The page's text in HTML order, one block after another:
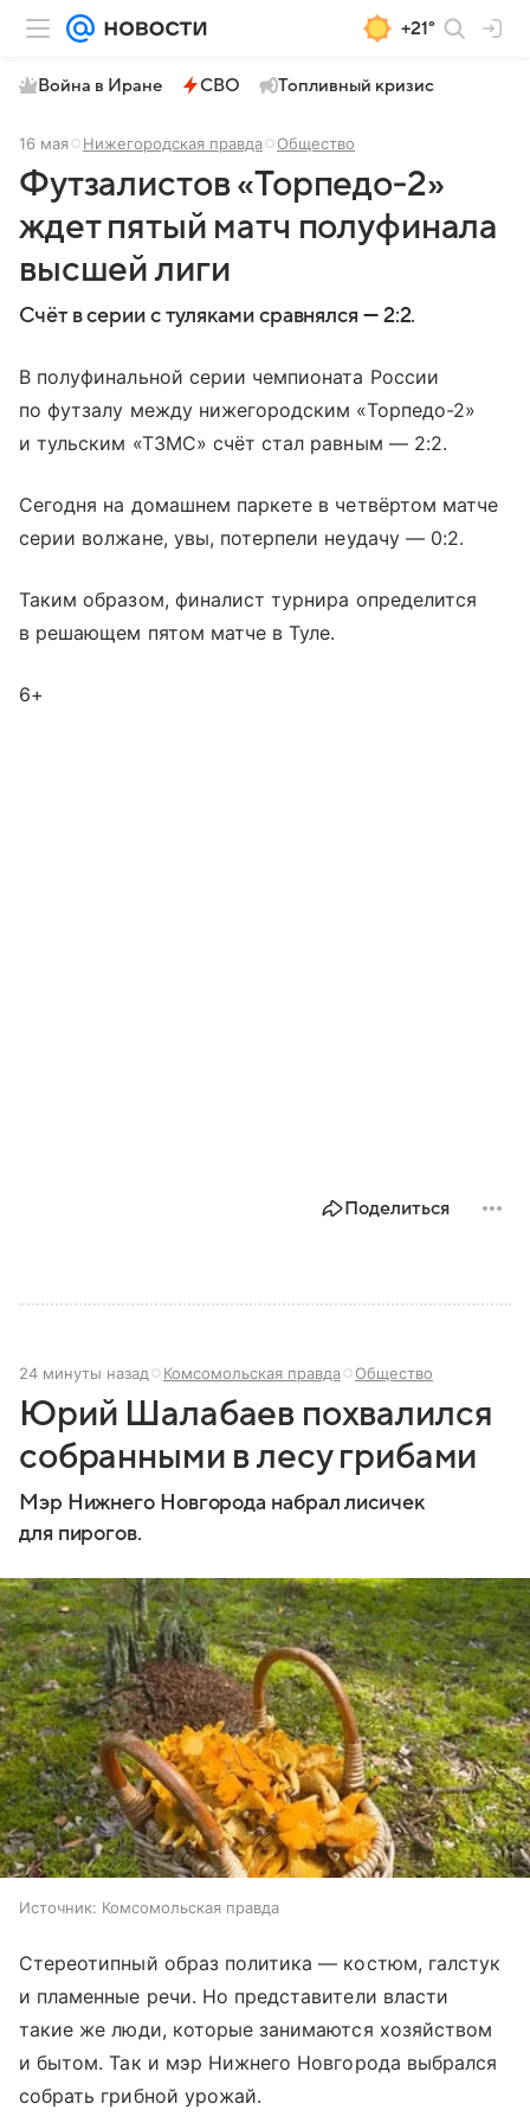
+21°
Война в Иране СВО Топливный кризис
16 мая Нижегородская правда Общество
Футзалистов «Торпедо‑2»
ждет пятый матч полуфинала
высшей лиги
Счёт в серии с туляками сравнялся — 2:2.
В полуфинальной серии чемпионата России
по футзалу между нижегородским «Торпедо-2»
и тульским «ТЗМС» счёт стал равным — 2:2.
Сегодня на домашнем паркете в четвёртом матче
серии волжане, увы, потерпели неудачу — 0:2.
Таким образом, финалист турнира определится
в решающем пятом матче в Туле.
6+
Поделиться
24 минуты назад Комсомольская правда Общество
Юрий Шалабаев похвалился
собранными в лесу грибами
Мэр Нижнего Новгорода набрал лисичек
для пирогов.
Источник: Комсомольская правда
Стереотипный образ политика — костюм, галстук
и пламенные речи. Но представители власти
такие же люди, которые занимаются хозяйством
и бытом. Так и мэр Нижнего Новгорода выбрался
собрать грибной урожай.